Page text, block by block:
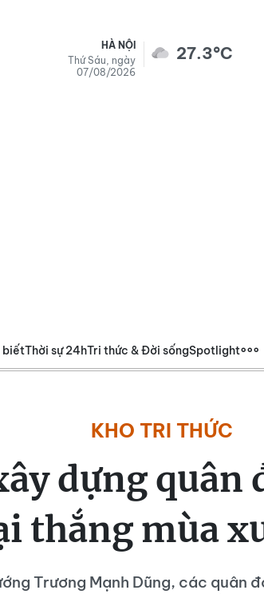
HÀ NỘI
Thứ Sáu, ngày
07/08/2026
27.3°C
biếtThời sự 24hTri thức & Đời sốngSpotlight
KHO TRI THỨC
dựng quân
thắng mùa
Trương Mạnh Dũng, các quân